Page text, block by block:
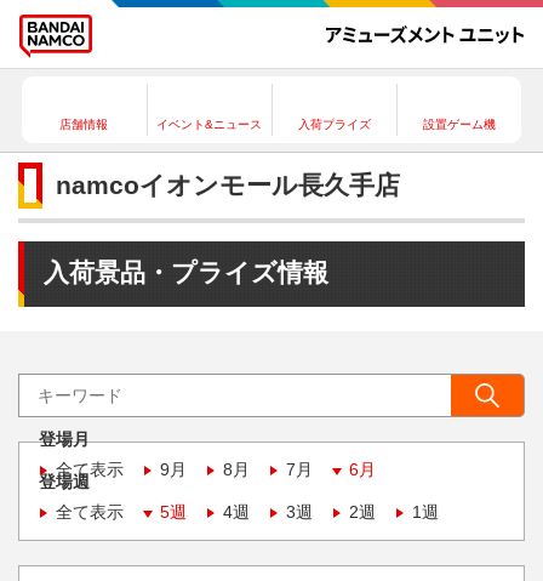
店舗情報 イベント&ニュース 入荷プライズ 設置ゲーム機
namcoイオンモール長久手店
入荷景品・プライズ情報
登場月
全て表示
9月 8月 7月 6月
登場週
全て表示
5週 4週 3週 2週 1週